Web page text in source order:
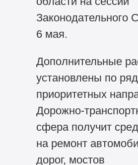
Законодательного
6 мая.
Дополнительные
установлены по
приоритетных
Дорожно-
сфера получит
на ремонт
дорог, мостов